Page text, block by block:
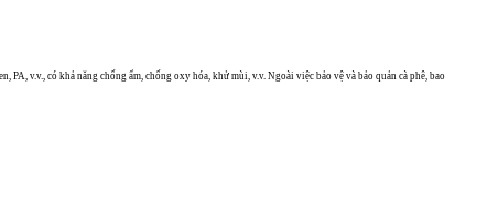
v.v., có khả năng chống ẩm, chống oxy hóa, khử mùi, v.v. Ngoài việc bảo vệ và bảo quản cà phê, bao